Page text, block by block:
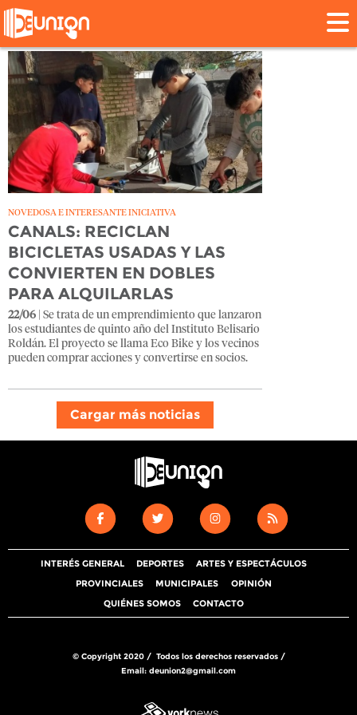
Tag: bicicletas
NOVEDOSA E INTERESANTE INICIATIVA
CANALS: RECICLAN
BICICLETAS USADAS Y LAS
CONVIERTEN EN DOBLES
PARA ALQUILARLAS
22/06 | Se trata de un emprendimiento que lanzaron
los estudiantes de quinto año del Instituto Belisario
Roldán. El proyecto se llama Eco Bike y los vecinos
pueden comprar acciones y convertirse en socios.
Cargar más noticias
INTERÉS GENERAL DEPORTES
ARTES Y ESPECTÁCULOS
PROVINCIALES
MUNICIPALES
OPINIÓN
QUIÉNES SOMOS
CONTACTO
© Copyright 2020 / Todos los derechos reservados /
Email: deunion2@gmail.com